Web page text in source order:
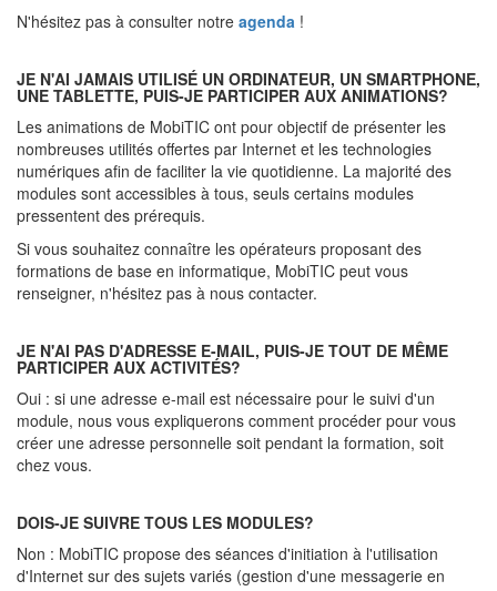
N'hésitez pas à consulter notre agenda !
JE N'AI JAMAIS UTILISÉ UN ORDINATEUR, UN SMARTPHONE,
UNE TABLETTE, PUIS-JE PARTICIPER AUX ANIMATIONS?
Les animations de MobiTIC ont pour objectif de présenter les
nombreuses utilités offertes par Internet et les technologies
numériques afin de faciliter la vie quotidienne. La majorité des
modules sont accessibles à tous, seuls certains modules
pressentent des prérequis.
Si vous souhaitez connaître les opérateurs proposant des
formations de base en informatique, MobiTIC peut vous
renseigner, n'hésitez pas à nous contacter.
JE N'AI PAS D'ADRESSE E-MAIL, PUIS-JE TOUT DE MÊME
PARTICIPER AUX ACTIVITÉS?
Oui : si une adresse e-mail est nécessaire pour le suivi d'un
module, nous vous expliquerons comment procéder pour vous
créer une adresse personnelle soit pendant la formation, soit
chez vous.
DOIS-JE SUIVRE TOUS LES MODULES?
Non : MobiTIC propose des séances d'initiation à l'utilisation
d'Internet sur des sujets variés (gestion d'une messagerie en